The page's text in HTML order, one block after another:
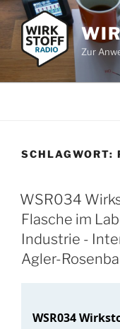
Zum
Inhalt
springen
Zur
SCHLAGWORT:
WSR034
Flasche im
Industrie -
Agler-